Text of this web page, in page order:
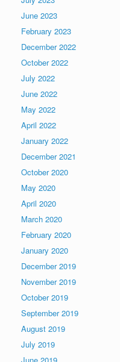
June 2023
February 2023
December 2022
October 2022
July 2022
June 2022
May 2022
April 2022
January 2022
December 2021
October 2020
May 2020
April 2020
March 2020
February 2020
January 2020
December 2019
November 2019
October 2019
September 2019
August 2019
July 2019